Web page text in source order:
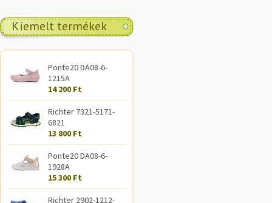
Kiemelt termékek
Ponte20 DA08-6-
1215A
14 200 Ft
Richter 7321-5171-
6821
13 800 Ft
Ponte20 DA08-6-
1928A
15 300 Ft
Richter 2902-1212-